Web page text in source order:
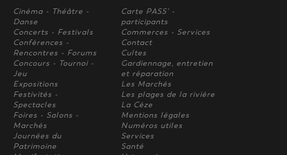
Cinéma - Théâtre -
Danse
Concerts - Festivals
Conférences -
Rencontres - Forums
Concours - Tournoi -
Jeu
Expositions
Festivités -
Spectacles
Foires - Salons -
Marchés
Journées du
Patrimoine
Carte PASS' -
participants
Commerces - Services
Contact
Cultes
Gardiennage, entretien
et réparation
Les Marchés
Les plages de la rivière
La Cèze
Mentions légales
Numéros utiles
Services
Santé